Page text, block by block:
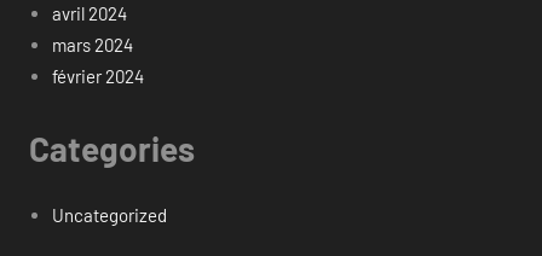
avril 2024
mars 2024
février 2024
Categories
Uncategorized